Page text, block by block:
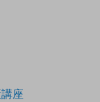
座